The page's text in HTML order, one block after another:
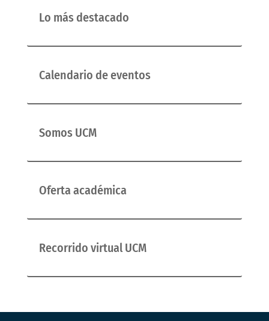
Lo más destacado
Calendario de eventos
Somos UCM
Oferta académica
Recorrido virtual UCM